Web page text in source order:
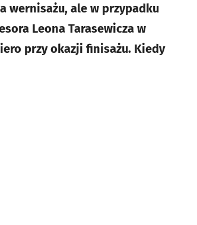
wernisażu, ale w przypadku
Leona Tarasewicza w
przy okazji finisażu. Kiedy